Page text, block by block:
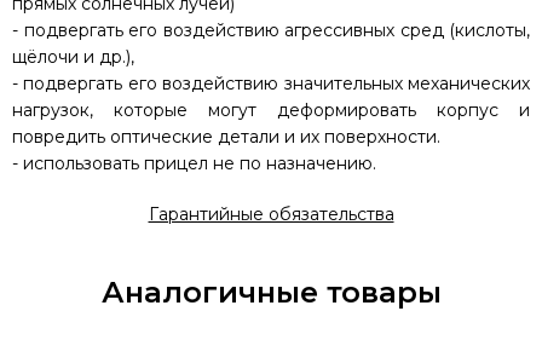
- подвергать его воздействию агрессивных сред (кислоты,
щёлочи и др.),
- подвергать его воздействию значительных механических
нагрузок, которые могут деформировать корпус и
повредить оптические детали и их поверхности.
- использовать прицел не по назначению.
Гарантийные обязательства
Аналогичные товары